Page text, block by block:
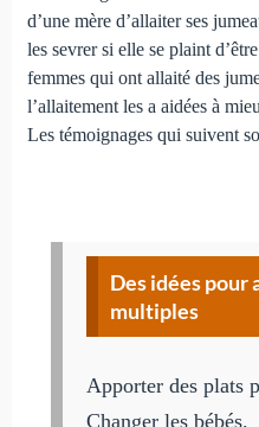
d’une mère d’allaiter ses
les sevrer si elle se plaint
femmes qui ont allaité des
l’allaitement les a aidées à
Les témoignages qui suivent
Des idées pour
multiples
Apporter des plats
Changer les bébés.